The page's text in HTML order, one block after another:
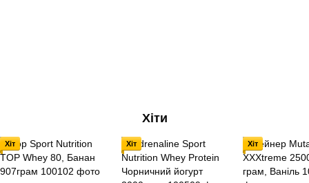
Хіти
Хіт Хіт Хіт